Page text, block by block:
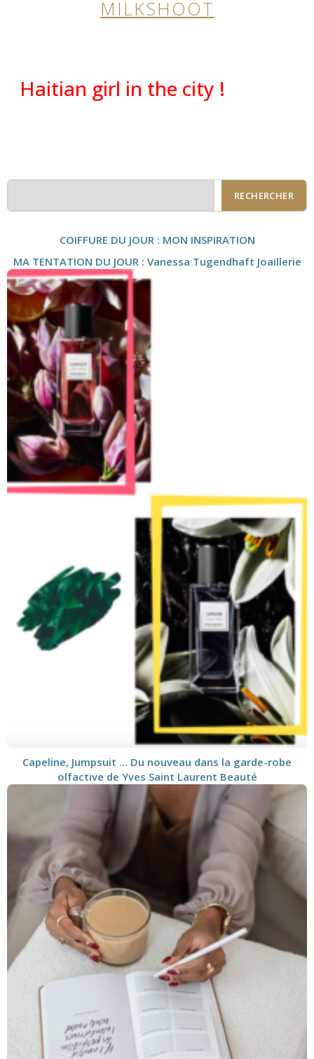
MILKSHOOT
Haitian girl in the city !
RECHERCHER
COIFFURE DU JOUR : MON INSPIRATION
MA TENTATION DU JOUR : Vanessa Tugendhaft Joaillerie
Capeline, Jumpsuit … Du nouveau dans la garde-robe
olfactive de Yves Saint Laurent Beauté